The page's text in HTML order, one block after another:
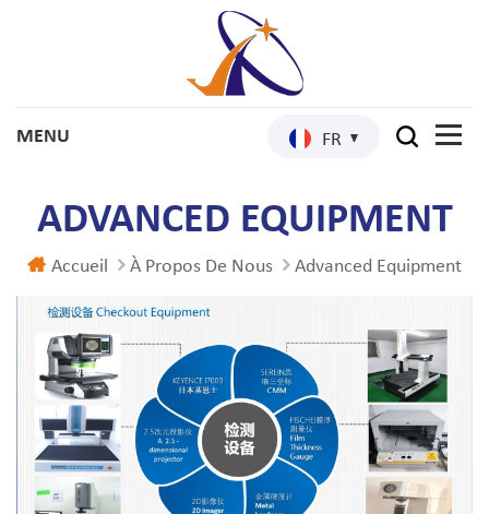
FR
ADVANCED EQUIPMENT
Accueil À Propos De Nous Advanced Equipment